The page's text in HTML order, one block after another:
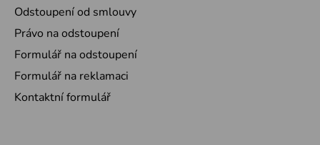
Odstoupení od smlouvy
Právo na odstoupení
Formulář na odstoupení
Formulář na reklamaci
Kontaktní formulář